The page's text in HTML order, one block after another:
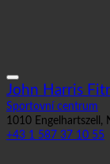
John Harris
Sportovní centrum
1010 Engelhartszell,
+43 1 587 37 10 55